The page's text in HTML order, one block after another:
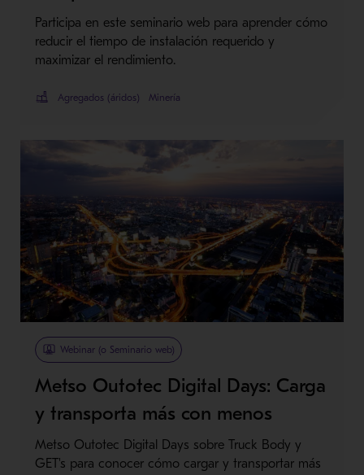
Participa en este seminario web para aprender cómo
reducir el tiempo de instalación requerido y
maximizar el rendimiento.
Agregados (áridos) Minería
Webinar (o Seminario web)
Metso Outotec Digital Days: Carga
y transporta más con menos
Metso Outotec Digital Days sobre Truck Body y
GET's para conocer cómo cargar y transportar más